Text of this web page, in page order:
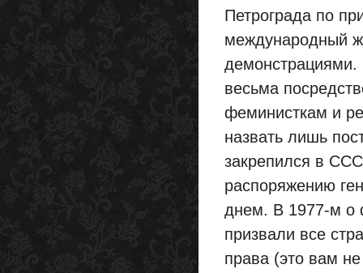
Петрограда по
международный
весьма
феминисткам и
назвать лишь
закрепился в
распоряжению
днем. В 1977-м о
призвали все
права (это вам